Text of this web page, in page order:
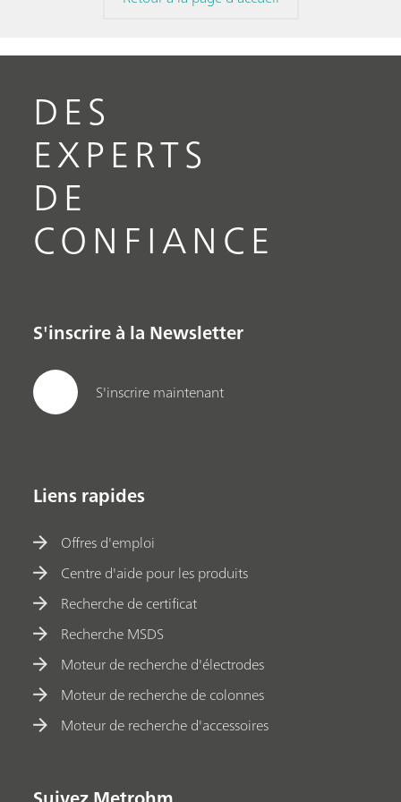
DES
EXPERTS
DE
CONFIANCE
S'inscrire à la Newsletter
S'inscrire maintenant
Liens rapides
Offres d'emploi
Centre d'aide pour les produits
Recherche de certificat
Recherche MSDS
Moteur de recherche d'électrodes
Moteur de recherche de colonnes
Moteur de recherche d'accessoires